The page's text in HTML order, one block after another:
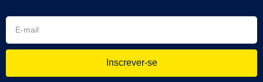
Inscrever-se